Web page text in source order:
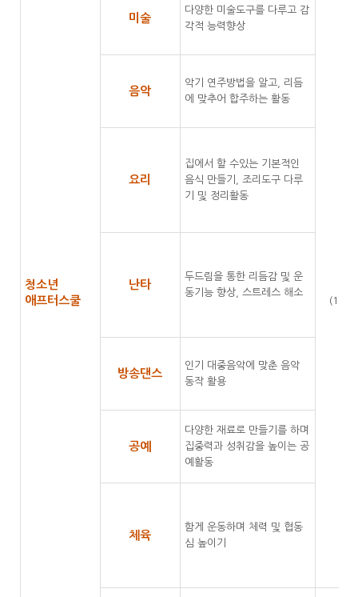
청소년
애프터스쿨
미술
다양한 미술도구를 다루고 감
각적 능력향상
(14
음악
악기 연주방법을 알고, 리듬
에 맞추어 합주하는 활동
요리
집에서 할 수있는 기본적인
음식 만들기, 조리도구 다루
기 및 정리활동
난타
두드림을 통한 리듬감 및 운
동기능 향상, 스트레스 해소
방송댄스
인기 대중음악에 맞춘 음악
동작 활용
공예
다양한 재료로 만들기를 하며
집중력과 성취감을 높이는 공
예활동
체육
함게 운동하며 체력 및 협동
심 높이기